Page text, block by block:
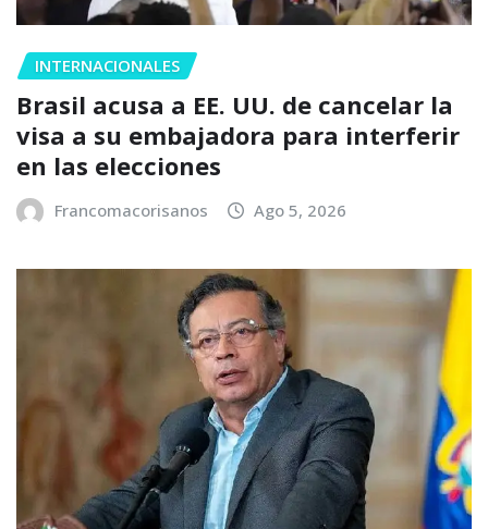
INTERNACIONALES
Brasil acusa a EE. UU. de cancelar la
visa a su embajadora para interferir
en las elecciones
Francomacorisanos Ago 5, 2026